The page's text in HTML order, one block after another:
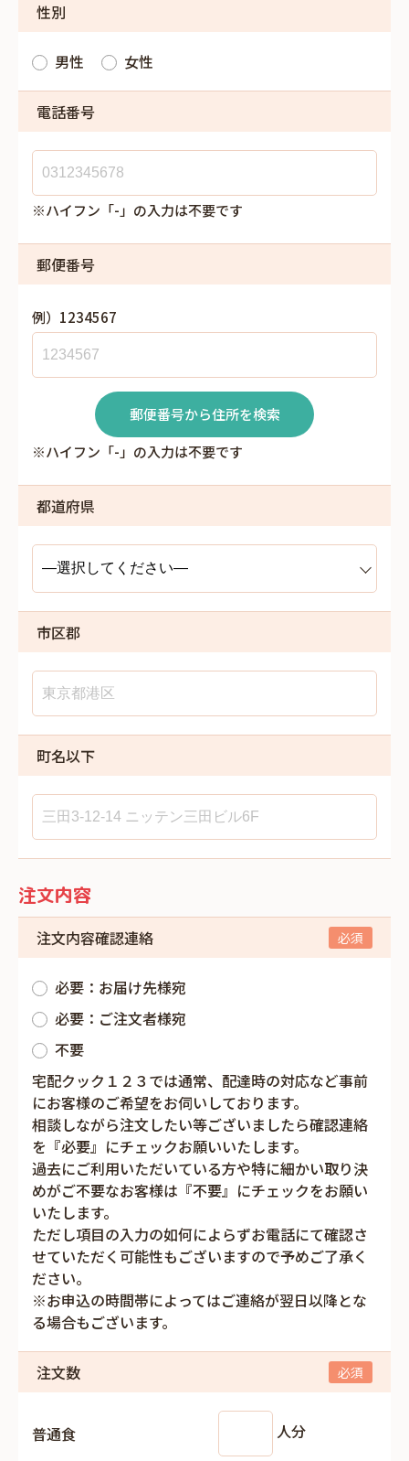
性別
男性 女性
電話番号
※ハイフン「-」の入力は不要です
郵便番号
例）1234567
郵便番号から住所を検索
※ハイフン「-」の入力は不要です
都道府県
市区郡
町名以下
注文内容
注文内容確認連絡
必要：お届け先様宛
必要：ご注文者様宛
不要
宅配クック１２３では通常、配達時の対応など事前
にお客様のご希望をお伺いしております。
相談しながら注文したい等ございましたら確認連絡
を『必要』にチェックお願いいたします。
過去にご利用いただいている方や特に細かい取り決
めがご不要なお客様は『不要』にチェックをお願い
いたします。
ただし項目の入力の如何によらずお電話にて確認さ
せていただく可能性もございますので予めご了承く
ださい。
※お申込の時間帯によってはご連絡が翌日以降とな
る場合もございます。
注文数
普通食 人分